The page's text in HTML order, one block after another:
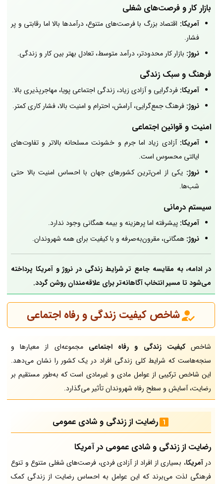
بازار کار و فرصت‌های شغلی
آمریکا: اقتصاد بزرگ با فرصت‌های متنوع، درآمدها بالا اما رقابتی و پر
فشار.
نروژ: بازار کار محدودتر، درآمد متوسط، تعادل بهتر بین کار و زندگی.
فرهنگ و سبک زندگی
آمریکا: فردگرایی و آزادی زیاد، زندگی اجتماعی پویا، مهاجرپذیری بالا.
نروژ: فرهنگ جمع‌گرایی، آرامش، احترام و امنیت بالا، فشار کاری کمتر.
امنیت و قوانین اجتماعی
آمریکا: آزادی زیاد اما جرم و خشونت مسلحانه بالاتر و تفاوت‌های
ایالتی محسوس است.
نروژ: یکی از امن‌ترین کشورهای جهان با احساس امنیت بالا حتی
شب‌ها.
سیستم درمانی
آمریکا: پیشرفته اما پرهزینه و بیمه همگانی وجود ندارد.
نروژ: همگانی، مقرون‌به‌صرفه و با کیفیت برای همه شهروندان.
در ادامه، به مقایسه جامع تر شرایط زندگی در نروژ و آمریکا پرداخته
می‌شود تا مسیر انتخاب آگاهانه‌تر برای علاقه‌مندان روشن گردد.
شاخص کیفیت زندگی و رفاه اجتماعی
شاخصکیفیت زندگی و رفاه اجتماعی مجموعه‌ای از معیارها و
سنجه‌هاست که شرایط کلی زندگی افراد در یک کشور را نشان می‌دهد.
این شاخص ترکیبی از عوامل مادی و غیرمادی است که به‌طور مستقیم بر
رضایت، آسایش و سطح رفاه شهروندان تأثیر می‌گذارد.
رضایت از زندگی و شادی عمومی
رضایت از زندگی و شادی عمومی در آمریکا
درآمریکا، بسیاری از افراد از آزادی فردی، فرصت‌های شغلی متنوع و تنوع
فرهنگی لذت می‌برند که این عوامل به احساس رضایت از زندگی کمک